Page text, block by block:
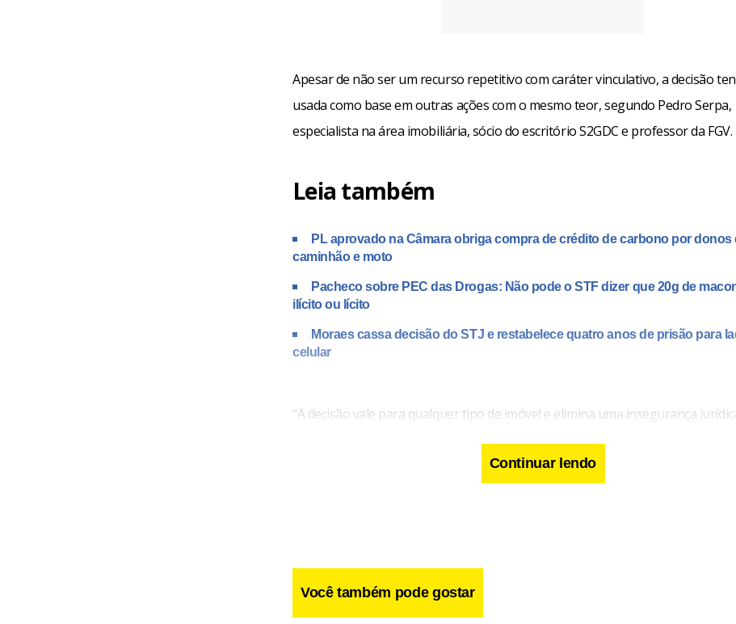
Apesar de não ser um recurso repetitivo com caráter vinculativo, a decisão
usada como base em outras ações com o mesmo teor, segundo Pedro Serpa,
especialista na área imobiliária, sócio do escritório S2GDC e professor da FGV.
Leia também
PL aprovado na Câmara obriga compra de crédito de carbono por donos
caminhão e moto
Pacheco sobre PEC das Drogas: Não pode o STF dizer que 20g de
ilícito ou lícito
Moraes cassa decisão do STJ e restabelece quatro anos de prisão para
celular
“A decisão vale para qualquer tipo de imóvel e elimina uma insegurança
Também vai inibir outras ações na Justiça do “chamado comprador
após pagar pelo imóvel, tenta se aproveitar financeiramente da situação, caso
Continuar lendo
Você também pode gostar